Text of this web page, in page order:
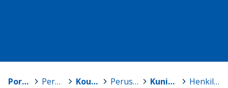
Porin kaupunki > Perusopetus > Koulujen kotisivut > Peruskoulut, luokat 7-9 > Kuninkaanhaan koulu > Henkilökunta